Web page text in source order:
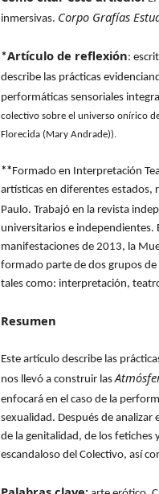
inmersivas. Corpo Grafías
*Artículo de reflexión:
describe las prácticas
performáticas sensoriales
colectivo sobre el universo onírico
Florecida (Mary Andrade)).
** Formado en Interpretación
artísticas en diferentes estados,
Paulo. Trabajó en la revista
universitarios e independientes.
manifestaciones de 2013, la
formado parte de dos grupos de
tales como: interpretación,
Resumen
Este artículo describe las
nos llevó a construir las
enfocará en el caso de la
sexualidad. Después de
de la genitalidad, de los fetiches
escandaloso del Colectivo, así